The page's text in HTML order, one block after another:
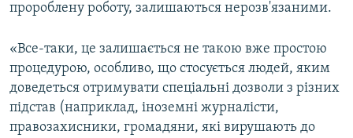
пророблену роботу, залишаються нерозв'язаними.
«Все-таки, це залишається не такою вже простою
процедурою, особливо, що стосується людей, яким
доведеться отримувати спеціальні дозволи з різних
підстав (наприклад, іноземні журналісти,
правозахисники, громадяни, які вирушають до